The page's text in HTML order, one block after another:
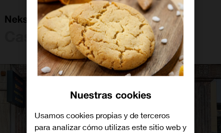
Neksus Castillo De Aro C De Josep Bas
Castell-Platja d'Aro
Nuestras cookies
Usamos cookies propias y de terceros
para analizar cómo utilizas este sitio web y